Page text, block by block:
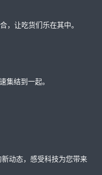
，让吃货们乐在其中。
集结到一起。
动态，感受科技为您带来